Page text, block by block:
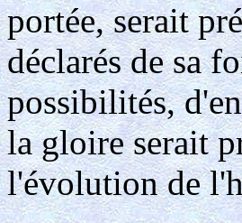
portée, serait
déclarés de sa
possibilités,
la gloire serait
l'évolution de